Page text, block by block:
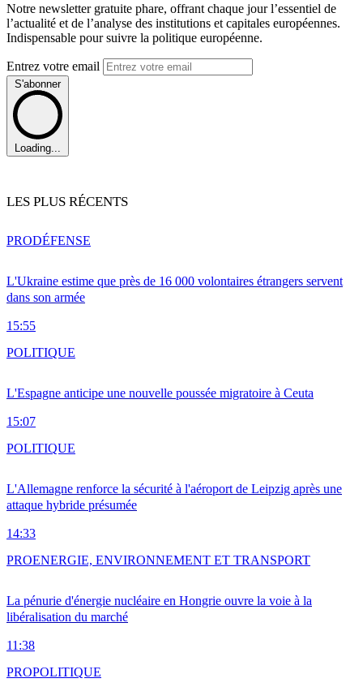
Notre newsletter gratuite phare, offrant chaque jour l’essentiel de
l’actualité et de l’analyse des institutions et capitales européennes.
Indispensable pour suivre la politique européenne.
Entrez votre email
S'abonner
Loading...
LES PLUS RÉCENTS
L'Ukraine estime que près de 16 000 volontaires étrangers servent
dans son armée
15:55
PRODÉFENSE
L'Espagne anticipe une nouvelle poussée migratoire à Ceuta
15:07
POLITIQUE
L'Allemagne renforce la sécurité à l'aéroport de Leipzig après une
attaque hybride présumée
14:33
POLITIQUE
La pénurie d'énergie nucléaire en Hongrie ouvre la voie à la
libéralisation du marché
11:38
PROENERGIE, ENVIRONNEMENT ET TRANSPORT
PROPOLITIQUE